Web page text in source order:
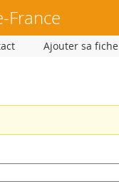
France
Ajouter sa fiche